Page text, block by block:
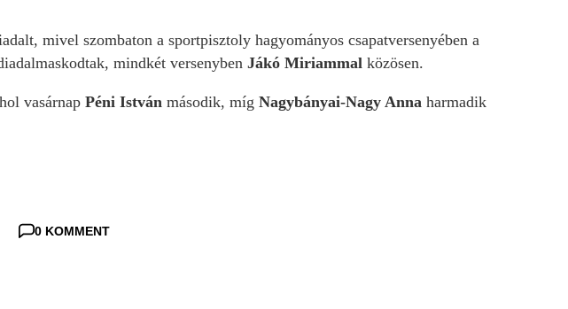
mivel szombaton a sportpisztoly hagyományos csapatversenyében a
mindkét versenyben Jákó Miriammal közösen.
vasárnap Péni István második, míg Nagybányai-Nagy Anna harmadik
0 KOMMENT